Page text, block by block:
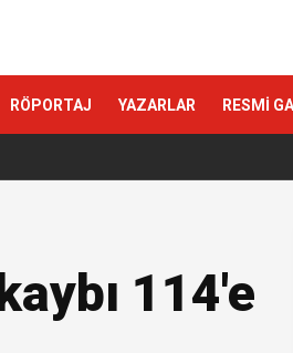
RÖPORTAJ YAZARLAR RESMİ
114'e